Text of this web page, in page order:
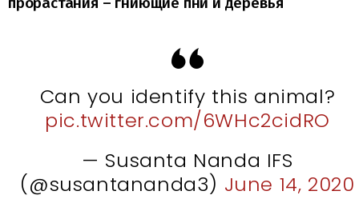
Can you identify this animal?
pic.twitter.com/6WHc2cidRO
— Susanta Nanda IFS
(@susantananda3) June 14, 2020